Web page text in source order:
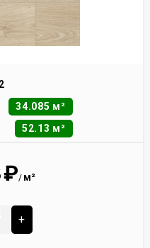
34.085 м²
52.13 м²
₽/ м²
+